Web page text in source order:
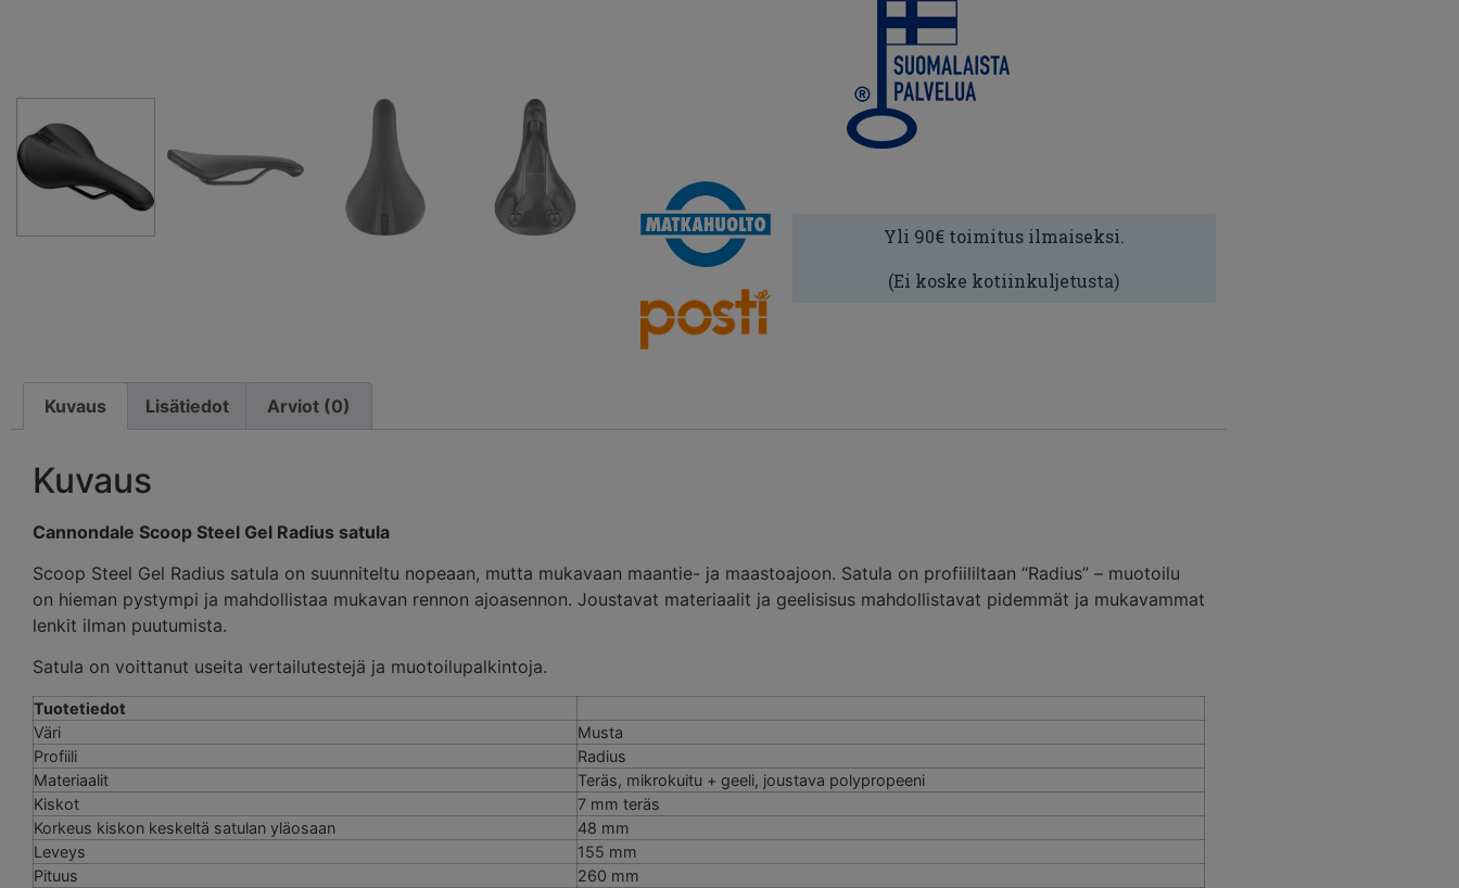
Yli 90€ toimitus ilmaiseksi.
(Ei koske kotiinkuljetusta)
Kuvaus Lisätiedot Arviot (0)
Kuvaus
Cannondale Scoop Steel Gel Radius satula
Scoop Steel Gel Radius satula on suunniteltu nopeaan, mutta mukavaan maantie- ja maastoajoon. Satula on profiililtaan “Radius” – muotoilu
on hieman pystympi ja mahdollistaa mukavan rennon ajoasennon. Joustavat materiaalit ja geelisisus mahdollistavat pidemmät ja mukavammat
lenkit ilman puutumista.
Satula on voittanut useita vertailutestejä ja muotoilupalkintoja.
Tuotetiedot
Väri
Musta
Profiili
Radius
Materiaalit
Teräs, mikrokuitu + geeli, joustava polypropeeni
Kiskot
7 mm teräs
Korkeus kiskon keskeltä satulan yläosaan
48 mm
Leveys
155 mm
Pituus
260 mm